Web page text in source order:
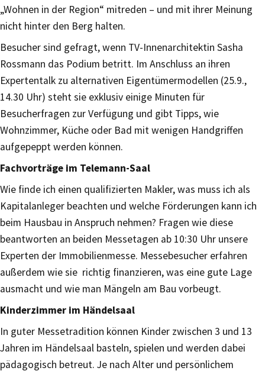
„Wohnen in der Region“ mitreden – und mit ihrer Meinung
nicht hinter den Berg halten.
Besucher sind gefragt, wenn TV-Innenarchitektin Sasha
Rossmann das Podium betritt. Im Anschluss an ihren
Expertentalk zu alternativen Eigentümermodellen (25.9.,
14.30 Uhr) steht sie exklusiv einige Minuten für
Besucherfragen zur Verfügung und gibt Tipps, wie
Wohnzimmer, Küche oder Bad mit wenigen Handgriffen
aufgepeppt werden können.
Fachvorträge im Telemann-Saal
Wie finde ich einen qualifizierten Makler, was muss ich als
Kapitalanleger beachten und welche Förderungen kann ich
beim Hausbau in Anspruch nehmen? Fragen wie diese
beantworten an beiden Messetagen ab 10:30 Uhr unsere
Experten der Immobilienmesse. Messebesucher erfahren
außerdem wie sie richtig finanzieren, was eine gute Lage
ausmacht und wie man Mängeln am Bau vorbeugt.
Kinderzimmer im Händelsaal
In guter Messetradition können Kinder zwischen 3 und 13
Jahren im Händelsaal basteln, spielen und werden dabei
pädagogisch betreut. Je nach Alter und persönlichem